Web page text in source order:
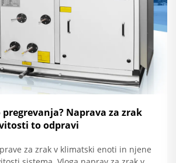
Naprava za zrak
to odpravi
za zrak v klimatski enoti in njene